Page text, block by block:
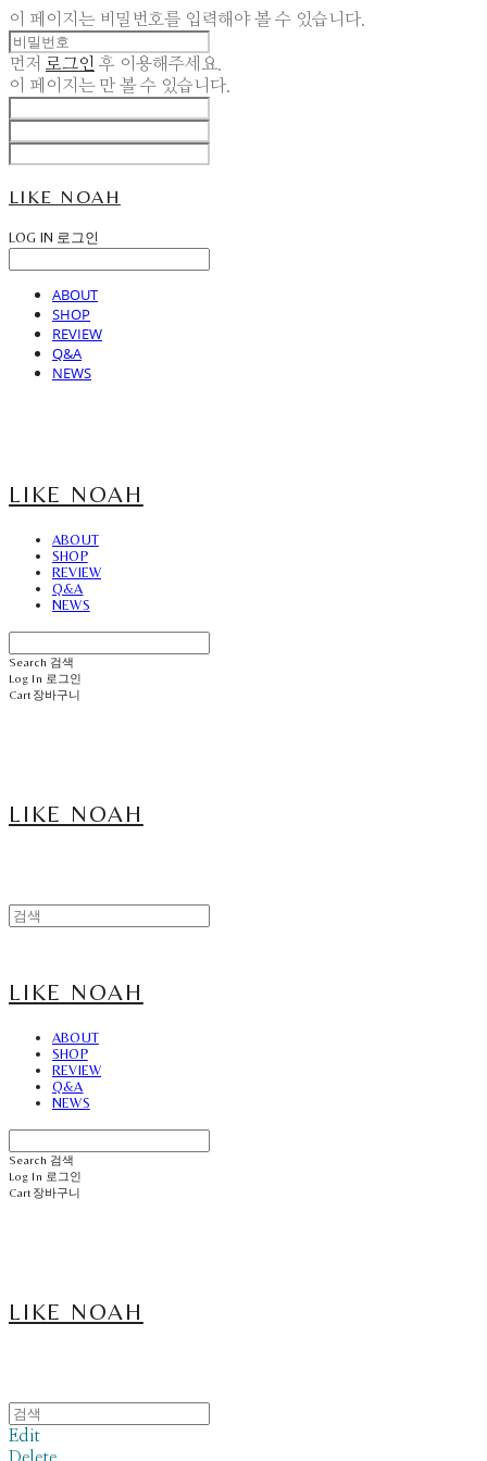
이 페이지는 비밀번호를 입력해야 볼 수 있습니다.
먼저 로그인 후 이용해주세요.
이 페이지는 만 볼 수 있습니다.
LIKE NOAH
LOG IN 로그인
ABOUT
SHOP
REVIEW
Q&A
NEWS
LIKE NOAH
ABOUT
SHOP
REVIEW
Q&A
NEWS
Search 검색
Log In 로그인
Cart장바구니
LIKE NOAH
LIKE NOAH
ABOUT
SHOP
REVIEW
Q&A
NEWS
Search 검색
Log In 로그인
Cart장바구니
LIKE NOAH
Edit